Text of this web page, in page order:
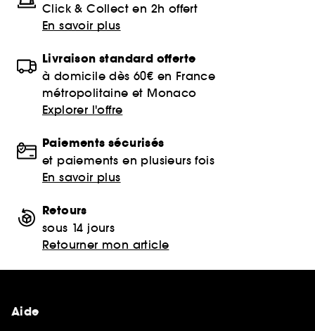
Click & Collect en 2h offert
En savoir plus
Livraison standard offerte
à domicile dès 60€ en France
métropolitaine et Monaco
Explorer l'offre
Paiements sécurisés
et paiements en plusieurs fois
En savoir plus
Retours
sous 14 jours
Retourner mon article
Aide